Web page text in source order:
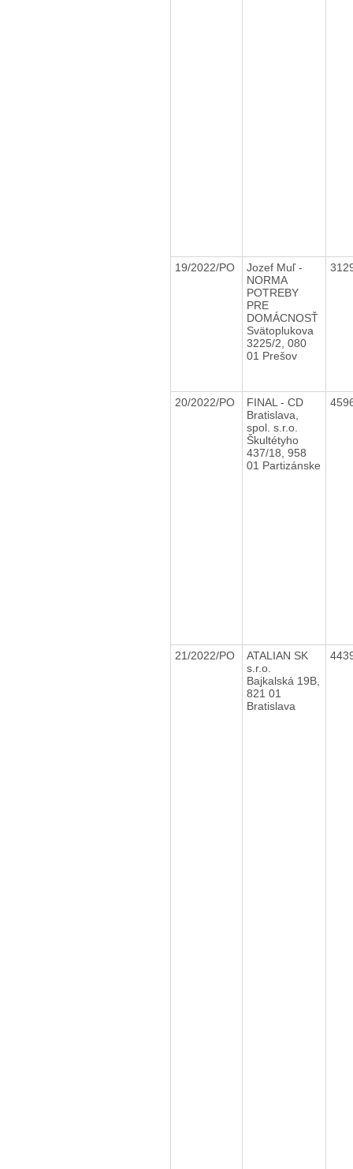
19/2022/PO
Jozef Muľ -
NORMA
POTREBY
PRE
DOMÁCNOSŤ
Svätoplukova
3225/2, 080
01 Prešov
20/2022/PO
FINAL - CD
Bratislava,
spol. s.r.o.
Škultétyho
437/18, 958
01 Partizánske
21/2022/PO
ATALIAN SK
s.r.o.
Bajkalská 19B,
821 01
Bratislava